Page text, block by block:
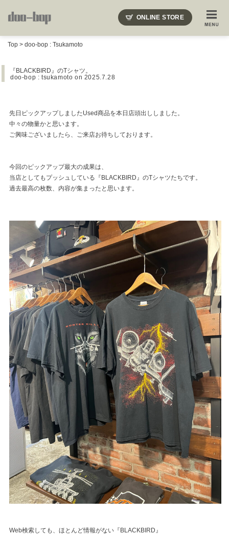
ONLINE STORE
Top > doo-bop : Tsukamoto
『BLACKBIRD』のTシャツ。
doo-bop : tsukamoto on 2025.7.28
先日ピックアップしましたUsed商品を本日店頭出ししました。
中々の物量かと思います。
ご興味ございましたら、ご来店お待ちしております。
今回のピックアップ最大の成果は、
当店としてもプッシュしている『BLACKBIRD』のTシャツたちです。
過去最高の枚数、内容が集まったと思います。
Web検索しても、ほとんど情報がない『BLACKBIRD』